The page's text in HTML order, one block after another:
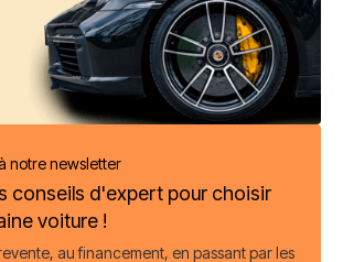
notre newsletter
conseils d'expert pour choisir
voiture !
au financement, en passant par les